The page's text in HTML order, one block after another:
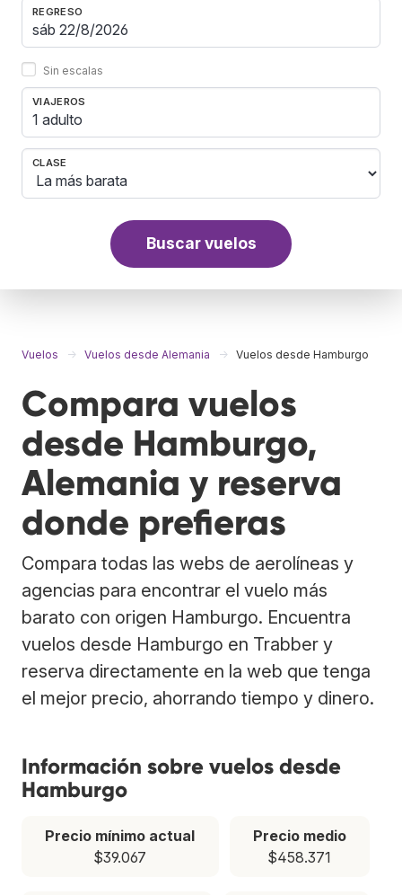
REGRESO
Sin escalas
VIAJEROS
1 adulto
CLASE
Buscar vuelos
Vuelos Vuelos desde Alemania Vuelos desde Hamburgo
Compara vuelos
desde Hamburgo,
Alemania y reserva
donde prefieras
Compara todas las webs de aerolíneas y
agencias para encontrar el vuelo más
barato con origen Hamburgo. Encuentra
vuelos desde Hamburgo en Trabber y
reserva directamente en la web que tenga
el mejor precio, ahorrando tiempo y dinero.
Información sobre vuelos desde
Hamburgo
Precio mínimo actual
$39.067
Precio medio
$458.371